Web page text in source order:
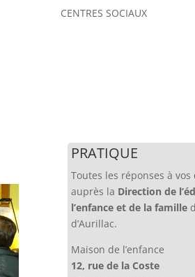
CENTRES SOCIAUX
PRATIQUE
Toutes les réponses à vos
auprès la Direction de
l’enfance et de la famille
d’Aurillac.
Maison de l’enfance
12, rue de la Coste